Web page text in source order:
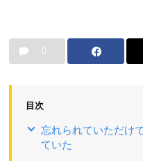
0
目次
忘れられていただけ
ていた